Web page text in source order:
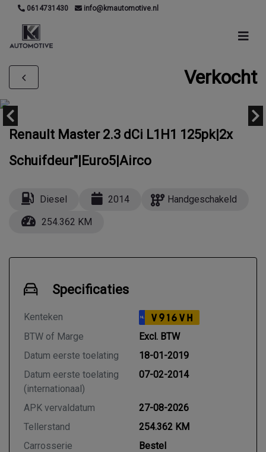
0614731430 info@kmautomotive.nl
Verkocht
Renault Master 2.3 dCi L1H1 125pk|2x
Schuifdeur"|Euro5|Airco
Diesel 2014
Handgeschakeld
254.362 KM
Specificaties
Kenteken NL V916VH
BTW of Marge
Excl. BTW
Datum eerste toelating
18-01-2019
Datum eerste toelating
(internationaal)
07-02-2014
APK vervaldatum
27-08-2026
Tellerstand
254.362 KM
Carrosserie
Bestel